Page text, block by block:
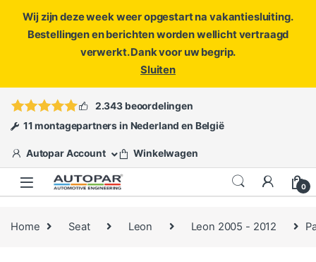
Wij zijn deze week weer opgestart na vakantiesluiting.
Bestellingen en berichten worden wellicht vertraagd
verwerkt. Dank voor uw begrip.
Sluiten
ofopen een ticket
2.343 beoordelingen
11 montagepartners in Nederland en België
Autopar Account Winkelwagen
0
Home Seat Leon Leon 2005 - 2012